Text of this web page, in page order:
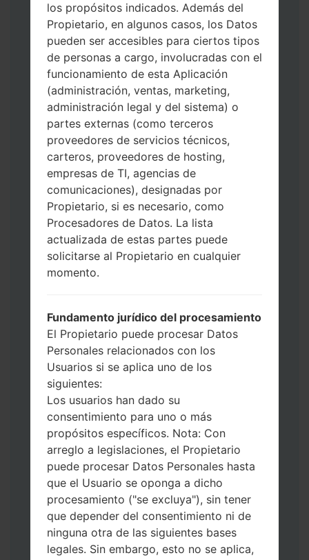
Descargue a su PC: la última versión de
Odin 3.
A continuación, extraiga el archivo de
firmware.
Debe obtener 1 (si es archivo 1, elíjalo aquí)
o 5 (si es archivo 5, selecciónelo aquí):
AP: "Sistema y Recuperación"
CP: "Módem y Radio"
CSC _ ***: "País y región y operador"
HOME_CSC _ ***: "País y regióny
operador"
Agregue todos los archivos a Odin 3.
Si desea hacer clean flash, use CSC _ *** o
use HOME_CSC _ *** para mantener sus
datos y aplicaciones.
Ahora apague su teléfono y entre al Modo
de Descarga. Cómo hacer todos los
Presione y mantenga presionados la
tecla de Encendido, el botón de Subir
volumen y la tecla de Bixby.
Presione y mantenga presionadas las
teclas de Subir y de Bajar volumen y
luego conecte un cable USB.
Presione y mantenga presionados la
tecla de Encendido, el botón de Bajar
volumen y la tecla de Inicio.
Conecte un cable USB, luego
mantenga presionados el botón de Bixby
y la tecla de Bajar volumen.
Presione y mantenga presionados la
tecla de Encendido y el botón de Subir
volumen.
los propósitos indicados. Además del
Propietario, en algunos casos, los Datos
pueden ser accesibles para ciertos tipos
de personas a cargo, involucradas con el
funcionamiento de esta Aplicación
(administración, ventas, marketing,
administración legal y del sistema) o
partes externas (como terceros
proveedores de servicios técnicos,
carteros, proveedores de hosting,
empresas de TI, agencias de
comunicaciones), designadas por
Propietario, si es necesario, como
Procesadores de Datos. La lista
actualizada de estas partes puede
solicitarse al Propietario en cualquier
momento.
Fundamento jurídico del procesamiento
El Propietario puede procesar Datos
Personales relacionados con los
Usuarios si se aplica uno de los
siguientes:
Los usuarios han dado su
consentimiento para uno o más
propósitos específicos. Nota: Con
arreglo a legislaciones, el Propietario
puede procesar Datos Personales hasta
que el Usuario se oponga a dicho
procesamiento ("se excluya"), sin tener
que depender del consentimiento ni de
ninguna otra de las siguientes bases
legales. Sin embargo, esto no se aplica,